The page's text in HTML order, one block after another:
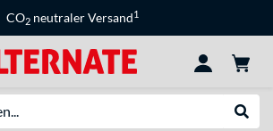
CO2 neutraler Versand1